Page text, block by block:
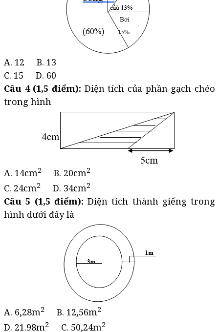
A. 12 B. 13
C. 15 D. 60
Câu 4 (1,5 điểm): Diện tích của phần gạch chéo
trong hình
A. 14cm2 B. 20cm2
C. 24cm2 D. 34cm2
Câu 5 (1,5 điểm): Diện tích thành giếng trong
hình dưới đây là
A. 6,28m2 B. 12,56m2
D. 21.98m2 C. 50,24m2